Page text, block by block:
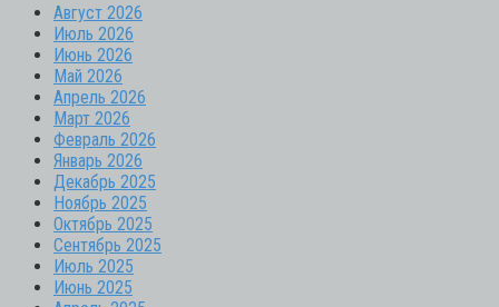
Август 2026
Июль 2026
Июнь 2026
Май 2026
Апрель 2026
Март 2026
Февраль 2026
Январь 2026
Декабрь 2025
Ноябрь 2025
Октябрь 2025
Сентябрь 2025
Июль 2025
Июнь 2025